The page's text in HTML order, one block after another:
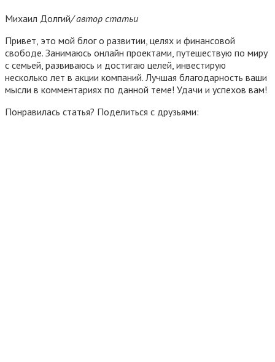
Михаил Долгий/ автор статьи
Привет, это мой блог о развитии, целях и финансовой
свободе. Занимаюсь онлайн проектами, путешествую по миру
с семьей, развиваюсь и достигаю целей, инвестирую
несколько лет в акции компаний. Лучшая благодарность ваши
мысли в комментариях по данной теме! Удачи и успехов вам!
Понравилась статья? Поделиться с друзьями: